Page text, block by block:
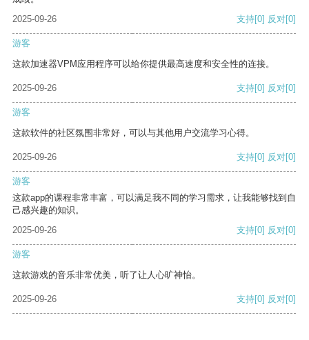
2025-09-26
支持[0] 反对[0]
游客
这款加速器VPM应用程序可以给你提供最高速度和安全性的连接。
2025-09-26 支持[0] 反对[0]
游客
这款软件的社区氛围非常好，可以与其他用户交流学习心得。
2025-09-26 支持[0] 反对[0]
游客
这款app的课程非常丰富，可以满足我不同的学习需求，让我能够找到自
己感兴趣的知识。
2025-09-26
支持[0] 反对[0]
游客
这款游戏的音乐非常优美，听了让人心旷神怡。
2025-09-26 支持[0] 反对[0]